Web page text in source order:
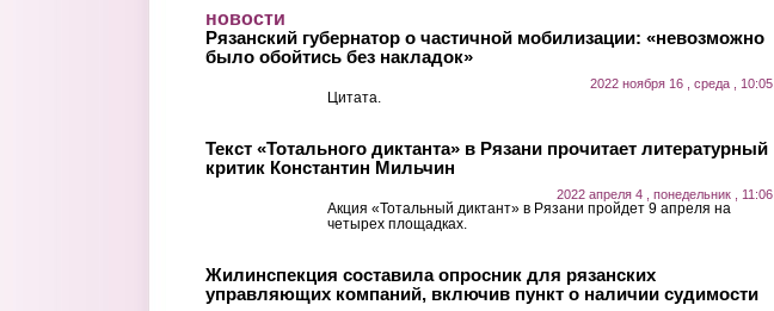
новости
Рязанский губернатор о частичной мобилизации: «невозможно
было обойтись без накладок»
2022 ноября 16 , среда , 10:05
Цитата.
Текст «Тотального диктанта» в Рязани прочитает литературный
критик Константин Мильчин
2022 апреля 4 , понедельник , 11:06
Акция «Тотальный диктант» в Рязани пройдет 9 апреля на
четырех площадках.
Жилинспекция составила опросник для рязанских
управляющих компаний, включив пункт о наличии судимости